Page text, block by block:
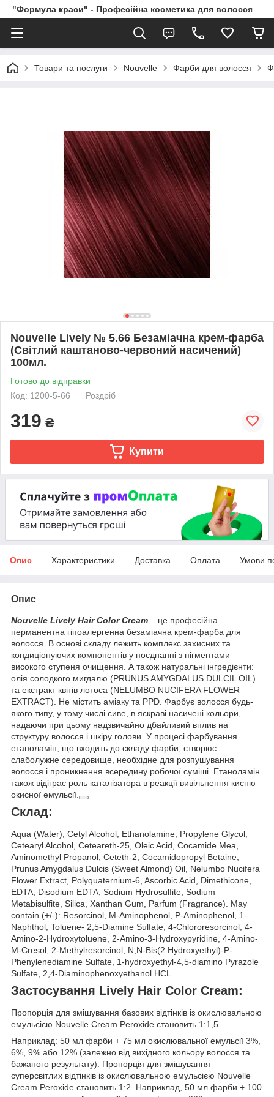
"Формула краси" - Професійна косметика для волосся
Товари та послуги Nouvelle Фарби для волосся
Nouvelle Lively № 5.66 Безаміачна крем-фарба
(Світлий каштаново-червоний насичений)
100мл.
Готово до відправки
Код: 1200-5-66
Роздріб
319 ₴
Купити
Опис Характеристики Доставка Оплата Умови
Опис
Nouvelle Lively Hair Color Cream – це професійна
перманентна гіпоалергенна безаміачна крем-фарба для
волосся. В основі складу лежить комплекс захисних та
кондиціонуючих компонентів у поєднанні з пігментами
високого ступеня очищення. А також натуральні інгредієнти:
олія солодкого мигдалю (PRUNUS AMYGDALUS DULCIL OIL)
та екстракт квітів лотоса (NELUMBO NUCIFERA FLOWER
EXTRACT). Не містить аміаку та PPD. Фарбує волосся будь-
якого типу, у тому числі сиве, в яскраві насичені кольори,
надаючи при цьому надзвичайно дбайливий вплив на
структуру волосся і шкіру голови. У процесі фарбування
етаноламін, що входить до складу фарби, створює
слаболужне середовище, необхідне для розпушування
волосся і проникнення всередину робочої суміші. Етаноламін
також відіграє роль каталізатора в реакції вивільнення кисню
окисної емульсії.
Склад:
Aqua (Water), Cetyl Alcohol, Ethanolamine, Propylene Glycol,
Cetearyl Alcohol, Ceteareth-25, Oleic Acid, Cocamide Mea,
Aminomethyl Propanol, Ceteth-2, Cocamidopropyl Betaine,
Prunus Amygdalus Dulcis (Sweet Almond) Oil, Nelumbo Nucifera
Flower Extract, Polyquaternium-6, Ascorbic Acid, Dimethicone,
EDTA, Disodium EDTA, Sodium Hydrosulfite, Sodium
Metabisulfite, Silica, Xanthan Gum, Parfum (Fragrance). May
contain (+/-): Resorcinol, M-Aminophenol, P-Aminophenol, 1-
Naphthol, Toluene- 2,5-Diamine Sulfate, 4-Chlororesorcinol, 4-
Amino-2-Hydroxytoluene, 2-Amino-3-Hydroxypyridine, 4-Amino-
M-Cresol, 2-Methylresorcinol, N,N-Bis(2 Hydroxyethyl)-P-
Phenylenediamine Sulfate, 1-hydroxyethyl-4,5-diamino Pyrazole
Sulfate, 2,4-Diaminophenoxyethanol HCL.
Застосування Lively Hair Color Cream:
Пропорція для змішування базових відтінків із окислювальною
емульсією Nouvelle Cream Peroxide становить 1:1,5.
Наприклад: 50 мл фарби + 75 мл окислювальної емульсії 3%,
6%, 9% або 12% (залежно від вихідного кольору волосся та
бажаного результату). Пропорція для змішування
суперсвітлих відтінків із окислювальною емульсією Nouvelle
Cream Peroxide становить 1:2. Наприклад, 50 мл фарби + 100